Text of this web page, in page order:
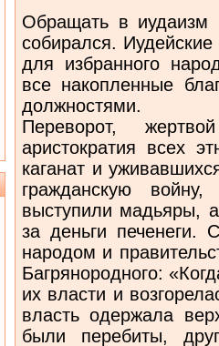
Обращать в иудаизм
собирался.
для избранного
все накопленные
должностями.
Переворот,
аристократия всех
каганат и
гражданскую
выступили мадьяры,
за деньги печенеги.
народом и
Багрянородного:
их власти и
власть одержала
были перебиты,